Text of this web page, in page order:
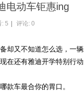
电动车钜惠ing
: 5 评论: 0
却又不知道怎么选，一
还有雅迪开学特别行
款车最合你的胃口。